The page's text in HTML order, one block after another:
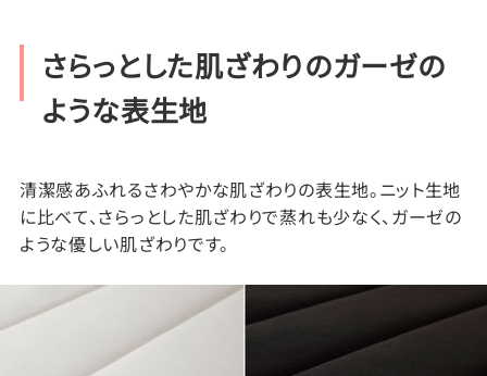
さらっとした肌ざわりのガーゼの
ような表生地
清潔感あふれるさわやかな肌ざわりの表生地。ニット生地
に比べて、さらっとした肌ざわりで蒸れも少なく、ガーゼの
ような優しい肌ざわりです。